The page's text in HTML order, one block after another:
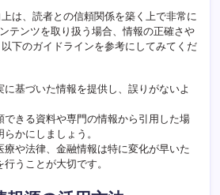
は、読者との信頼関係を築く上で非常に
テンツを取り扱う場合、情報の正確さや
下のガイドラインを参考にしてみてくだ
に基づいた情報を提供し、誤りがないよ
できる資料や専門の情報から引用した場
かにしましょう。
療や法律、金融情報は特に変化が早いた
うことが大切です。